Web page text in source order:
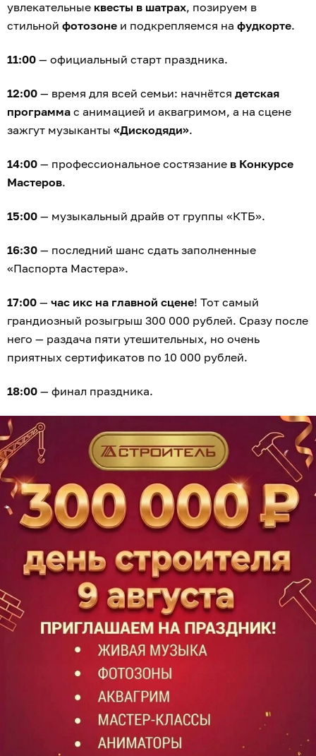
увлекательные квесты в шатрах, позируем в
стильной фотозоне и подкрепляемся на фудкорте.
11:00 — официальный старт праздника.
12:00 — время для всей семьи: начнётся детская
программа с анимацией и аквагримом, а на сцене
зажгут музыканты «Дискодяди».
14:00 — профессиональное состязание в Конкурсе
Мастеров.
15:00 — музыкальный драйв от группы «КТБ».
16:30 — последний шанс сдать заполненные
«Паспорта Мастера».
17:00 — час икс на главной сцене! Тот самый
грандиозный розыгрыш 300 000 рублей. Сразу после
него — раздача пяти утешительных, но очень
приятных сертификатов по 10 000 рублей.
18:00 — финал праздника.